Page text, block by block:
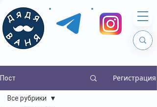
Пост Регистрация
Все рубрики